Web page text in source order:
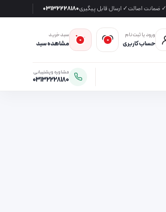
✓ ضمانت اصالت✓ ارسال قابل پیگیری03132228180
ورود یا ثبت‌نام
حساب کاربری 0
0
سبد خرید
مشاهده سبد
مشاوره و پشتیبانی
03132228180